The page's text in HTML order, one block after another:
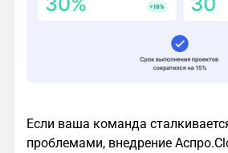
Если ваша команда
проблемами, внедрение